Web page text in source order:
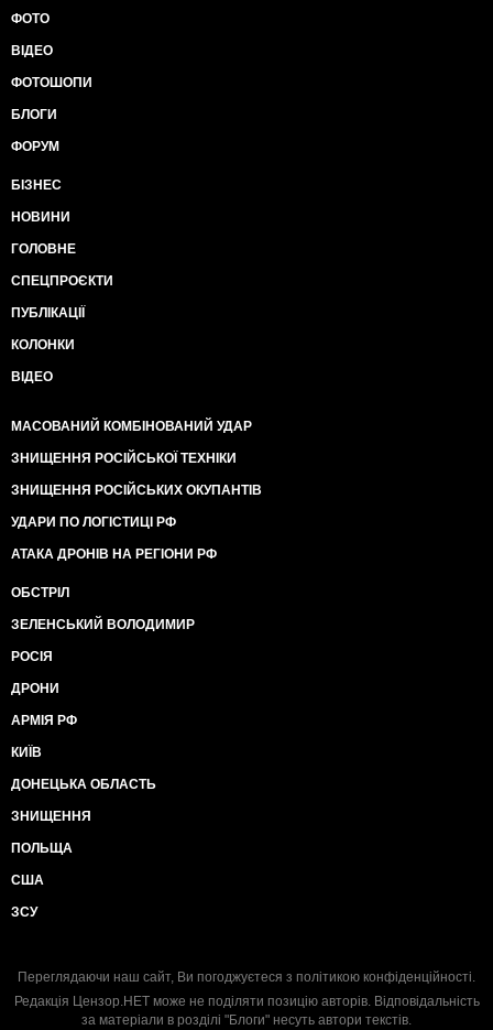
ФОТО
ВІДЕО
ФОТОШОПИ
БЛОГИ
ФОРУМ
БІЗНЕС
НОВИНИ
ГОЛОВНЕ
СПЕЦПРОЄКТИ
ПУБЛІКАЦІЇ
КОЛОНКИ
ВІДЕО
МАСОВАНИЙ КОМБІНОВАНИЙ УДАР
ЗНИЩЕННЯ РОСІЙСЬКОЇ ТЕХНІКИ
ЗНИЩЕННЯ РОСІЙСЬКИХ ОКУПАНТІВ
УДАРИ ПО ЛОГІСТИЦІ РФ
АТАКА ДРОНІВ НА РЕГІОНИ РФ
ОБСТРІЛ
ЗЕЛЕНСЬКИЙ ВОЛОДИМИР
РОСІЯ
ДРОНИ
АРМІЯ РФ
КИЇВ
ДОНЕЦЬКА ОБЛАСТЬ
ЗНИЩЕННЯ
ПОЛЬЩА
США
ЗСУ
Переглядаючи наш сайт, Ви погоджуєтеся з політикою конфіденційності.
Редакція Цензор.НЕТ може не поділяти позицію авторів. Відповідальність
за матеріали в розділі "Блоги" несуть автори текстів.